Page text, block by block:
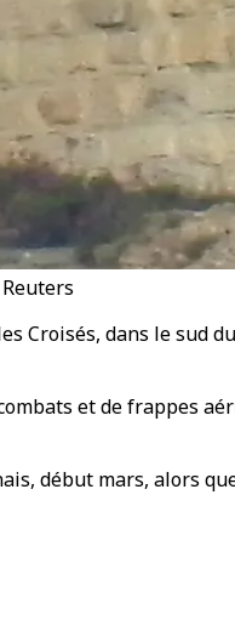
dans le sud
et de frappes
début mars, alors